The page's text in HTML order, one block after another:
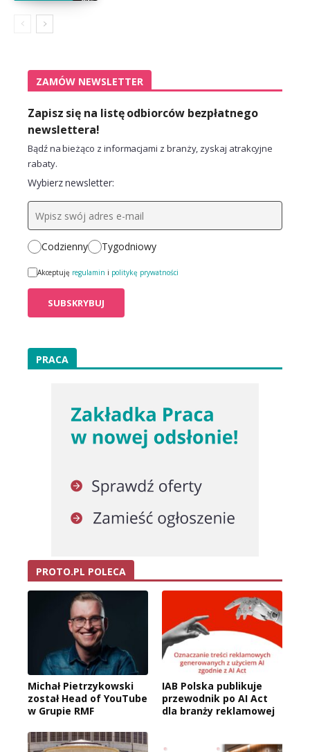
ZAMÓW NEWSLETTER
Zapisz się na listę odbiorców bezpłatnego
newslettera!
Bądź na bieżąco z informacjami z branży, zyskaj atrakcyjne
rabaty.
Wybierz newsletter:
Codzienny Tygodniowy
Akceptuję regulamin i politykę prywatności
PRACA
PROTO.PL POLECA
Michał Pietrzykowski
został Head of YouTube
w Grupie RMF
IAB Polska publikuje
przewodnik po AI Act
dla branży reklamowej